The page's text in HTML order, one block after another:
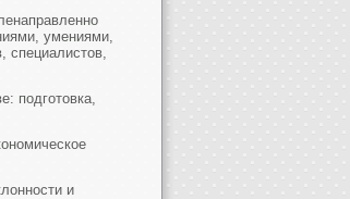
умениями,
специалистов,
подготовка,
и